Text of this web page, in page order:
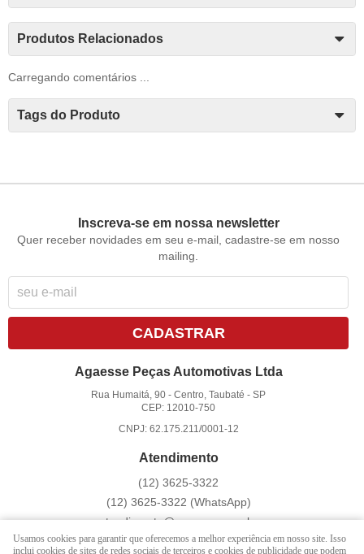
Produtos Relacionados
Carregando comentários ...
Tags do Produto
Inscreva-se em nossa newsletter
Quer receber novidades em seu e-mail, cadastre-se em nosso
mailing.
CADASTRAR
Agaesse Peças Automotivas Ltda
Rua Humaitá, 90 -Centro, Taubaté -SP
CEP: 12010-750
CNPJ: 62.175.211/0001-12
Atendimento
(12) 3625-3322
(12) 3625-3322 (WhatsApp)
atendimento@agaesse.com.br
Usamos cookies para garantir que oferecemos a melhor experiência em nosso site. Isso
inclui cookies de sites de redes sociais de terceiros e cookies de publicidade que podem